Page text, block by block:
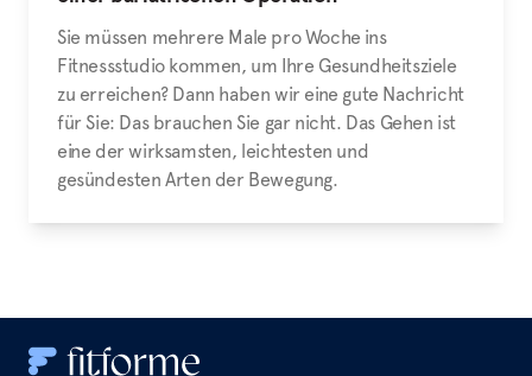
Sie müssen mehrere Male pro Woche ins
Fitnessstudio kommen, um Ihre Gesundheitsziele
zu erreichen? Dann haben wir eine gute Nachricht
für Sie: Das brauchen Sie gar nicht. Das Gehen ist
eine der wirksamsten, leichtesten und
gesündesten Arten der Bewegung.